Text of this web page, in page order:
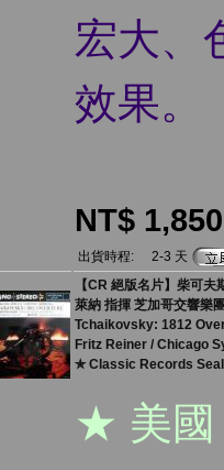
宏大、
效果。
NT$ 1,850
出貨時程:
2-3 天
【CR 絕版名片】柴可
萊納 指揮 芝加哥交響樂
Tchaikovsky: 1812
Fritz Reiner / Chicago
✯ Classic Records
★ 美國